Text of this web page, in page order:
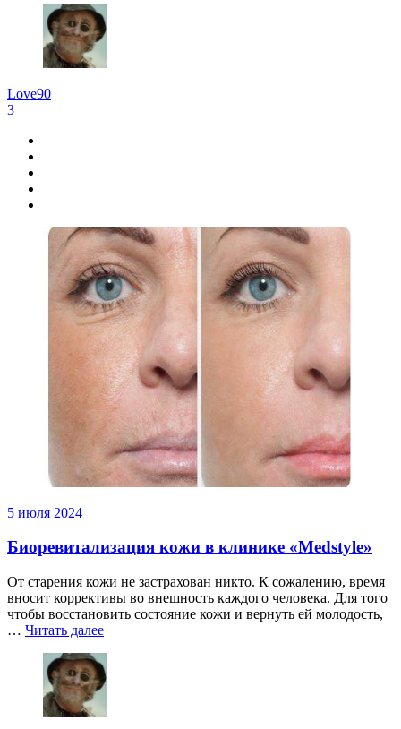
Love90
3
5 июля 2024
Биоревитализация кожи в клинике «Medstyle»
От старения кожи не застрахован никто. К сожалению, время
вносит коррективы во внешность каждого человека. Для того
чтобы восстановить состояние кожи и вернуть ей молодость,
… Читать далее